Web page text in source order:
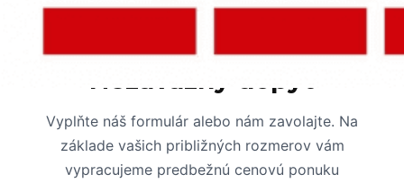
Nezáväzný dopyt
Vyplňte náš formulár alebo nám zavolajte. Na
základe vašich približných rozmerov vám
vypracujeme predbežnú cenovú ponuku